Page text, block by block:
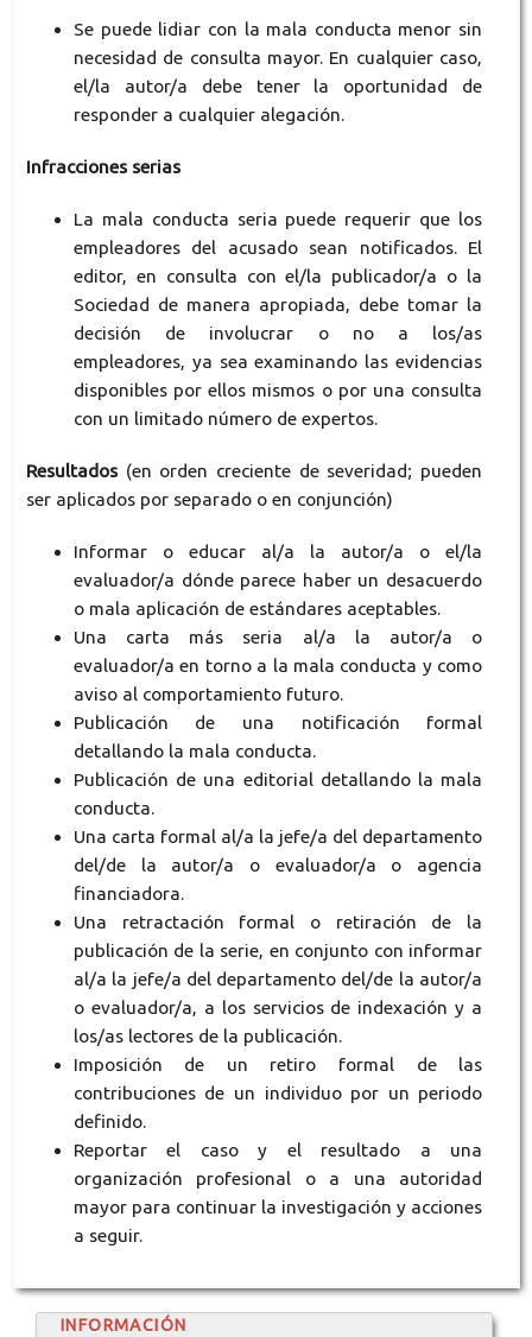
Se puede lidiar con la mala conducta menor sin
necesidad de consulta mayor. En cualquier caso,
el/la autor/a debe tener la oportunidad de
responder a cualquier alegación.
Infracciones serias
La mala conducta seria puede requerir que los
empleadores del acusado sean notificados. El
editor, en consulta con el/la publicador/a o la
Sociedad de manera apropiada, debe tomar la
decisión de involucrar o no a los/as
empleadores, ya sea examinando las evidencias
disponibles por ellos mismos o por una consulta
con un limitado número de expertos.
Resultados(en orden creciente de severidad; pueden
ser aplicados por separado o en conjunción)
Informar o educar al/a la autor/a o el/la
evaluador/a dónde parece haber un desacuerdo
o mala aplicación de estándares aceptables.
Una carta más seria al/a la autor/a o
evaluador/a en torno a la mala conducta y como
aviso al comportamiento futuro.
Publicación de una notificación formal
detallando la mala conducta.
Publicación de una editorial detallando la mala
conducta.
Una carta formal al/a la jefe/a del departamento
del/de la autor/a o evaluador/a o agencia
financiadora.
Una retractación formal o retiración de la
publicación de la serie, en conjunto con informar
al/a la jefe/a del departamento del/de la autor/a
o evaluador/a, a los servicios de indexación y a
los/as lectores de la publicación.
Imposición de un retiro formal de las
contribuciones de un individuo por un periodo
definido.
Reportar el caso y el resultado a una
organización profesional o a una autoridad
mayor para continuar la investigación y acciones
a seguir.
INFORMACIÓN